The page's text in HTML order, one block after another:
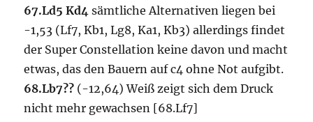
67.Ld5 Kd4sämtliche Alternativen liegen bei
-1,53 (Lf7, Kb1, Lg8, Ka1, Kb3) allerdings findet
der Super Constellation keine davon und macht
etwas, das den Bauern auf c4 ohne Not aufgibt.
68.Lb7?? (-12,64) Weiß zeigt sich dem Druck
nicht mehr gewachsen [68.Lf7]